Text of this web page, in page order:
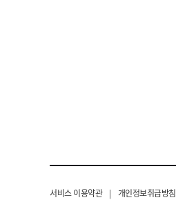
서비스 이용약관 | 개인정보취급방침